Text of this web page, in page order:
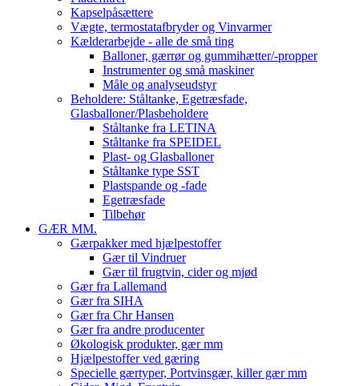
Kapselpåsættere
Vægte, termostatafbryder og Vinvarmer
Kælderarbejde - alle de små ting
Balloner, gærrør og gummihætter/-propper
Instrumenter og små maskiner
Måle og analyseudstyr
Beholdere: Ståltanke, Egetræsfade,
Glasballoner/Plasbeholdere
Ståltanke fra LETINA
Ståltanke fra SPEIDEL
Plast- og Glasballoner
Ståltanke type SST
Plastspande og -fade
Egetræsfade
Tilbehør
GÆR MM.
Gærpakker med hjælpestoffer
Gær til Vindruer
Gær til frugtvin, cider og mjød
Gær fra Lallemand
Gær fra SIHA
Gær fra Chr Hansen
Gær fra andre producenter
Økologisk produkter, gær mm
Hjælpestoffer ved gæring
Specielle gærtyper, Portvinsgær, killer gær mm